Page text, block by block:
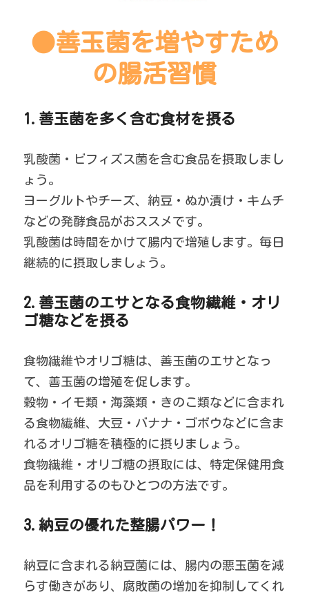
●善玉菌を増やすため
の腸活習慣
1.善玉菌を多く含む食材を摂る
乳酸菌・ビフィズス菌を含む食品を摂取しまし
ょう。
ヨーグルトやチーズ、納豆・ぬか漬け・キムチ
などの発酵食品がおススメです。
乳酸菌は時間をかけて腸内で増殖します。毎日
継続的に摂取しましょう。
2.善玉菌のエサとなる食物繊維・オリ
ゴ糖などを摂る
食物繊維やオリゴ糖は、善玉菌のエサとなっ
て、善玉菌の増殖を促します。
穀物・イモ類・海藻類・きのこ類などに含まれ
る食物繊維、大豆・バナナ・ゴボウなどに含ま
れるオリゴ糖を積極的に摂りましょう。
食物繊維・オリゴ糖の摂取には、特定保健用食
品を利用するのもひとつの方法です。
3.納豆の優れた整腸パワー！
納豆に含まれる納豆菌には、腸内の悪玉菌を減
らす働きがあり、腐敗菌の増加を抑制してくれ